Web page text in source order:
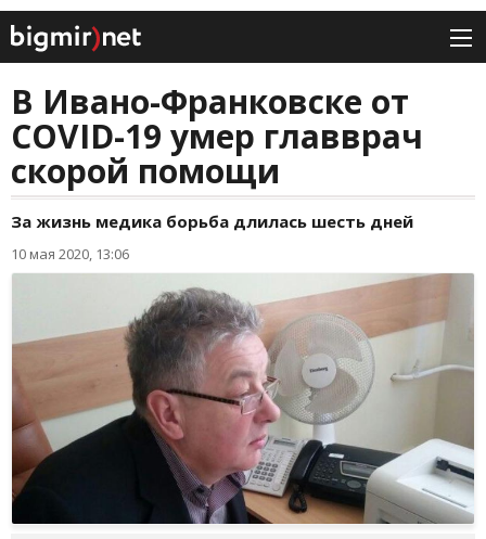
В Ивано-Франковске от
COVID-19 умер главврач
скорой помощи
За жизнь медика борьба длилась шесть дней
10 мая 2020, 13:06